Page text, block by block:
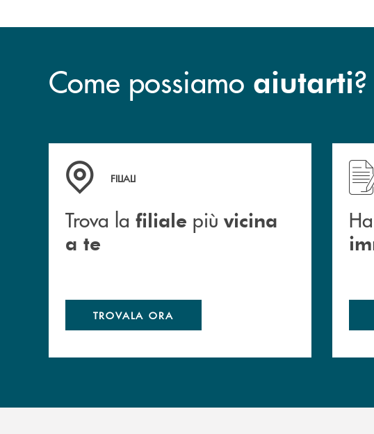
Come possiamo aiutarti?
Trova la filiale più vicina a te
FILIALI
Trova la filiale più vicina
a te
TROVALA ORA
Hai